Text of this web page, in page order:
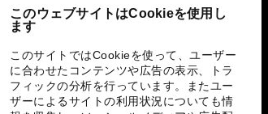
このウェブサイトはCookieを使用し
ます
このサイトではCookieを使って、ユーザー
に合わせたコンテンツや広告の表示、トラ
フィックの分析を行っています。またユー
ザーによるサイトの利用状況についても情